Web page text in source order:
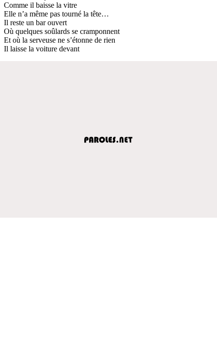
Comme il baisse la vitre
Elle n’a même pas tourné la tête…
Il reste un bar ouvert
Où quelques soûlards se cramponnent
Et où la serveuse ne s’étonne de rien
Il laisse la voiture devant